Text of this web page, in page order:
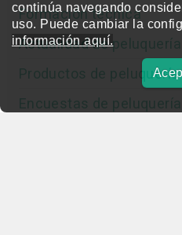
continúa navegando
uso. Puede cambiar la
información aquí.
Formación técnica
Actualidad de peluquería
Productos de peluquería
Encuestas de peluquería